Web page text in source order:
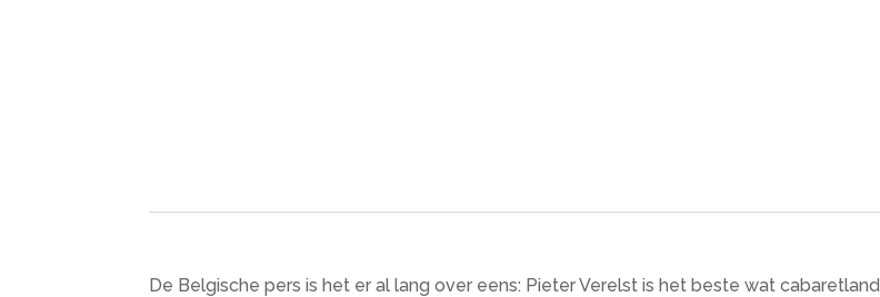
De Belgische pers is het er al lang over eens: Pieter Verelst is het beste wat cabaretland